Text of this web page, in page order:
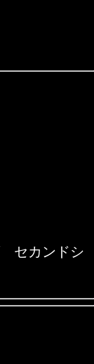
セカンドシ